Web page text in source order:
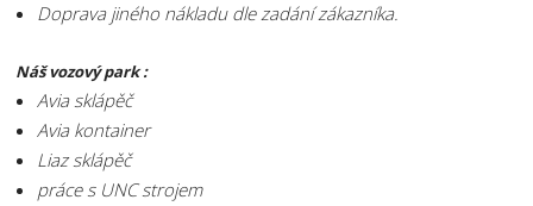
Doprava jiného nákladu dle zadání zákazníka.
Náš vozový park :
Avia sklápěč
Avia kontainer
Liaz sklápěč
práce s UNC strojem